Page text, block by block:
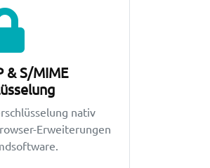
& S/MIME
nativ
Erweiterungen